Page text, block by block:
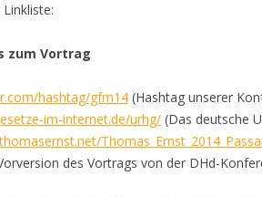
zum Vortrag
hashtag/gfm14 (Hashtag unserer
im-internet.de/urhg/ (Das deutsche
des Vortrags von der DHd-